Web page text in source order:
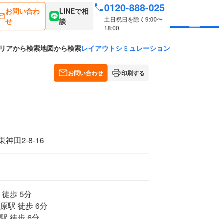
お問い合わ
せ
LINEで相
談
0120-888-025
土日祝日を除く9:00〜
18:00
アから検索地図から検索レイアウトシミュレーション
お問い合わせ 印刷する
神田2-8-16
歩 5分
駅 徒歩 6分